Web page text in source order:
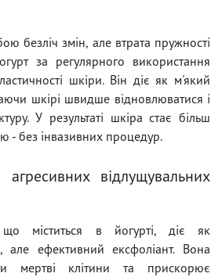
безліч змін, але втрата пружності
за регулярного використання
шкіри. Він діє як м'який
шкірі швидше відновлюватися і
У результаті шкіра стає більш
- без інвазивних процедур.
агресивних відлущувальних
міститься в йогурті, діє як
але ефективний ексфоліант. Вона
мертві клітини та прискорює